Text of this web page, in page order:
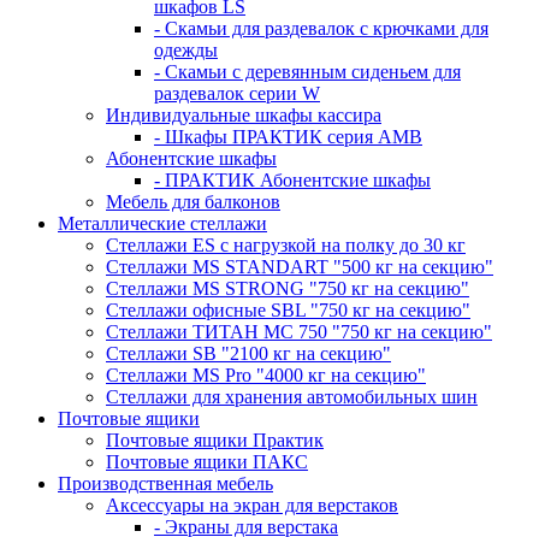
шкафов LS
- Скамьи для раздевалок с крючками для
одежды
- Скамьи с деревянным сиденьем для
раздевалок серии W
Индивидуальные шкафы кассира
- Шкафы ПРАКТИК серия AMB
Абонентские шкафы
- ПРАКТИК Абонентские шкафы
Мебель для балконов
Металлические стеллажи
Стеллажи ES с нагрузкой на полку до 30 кг
Стеллажи MS STANDART "500 кг на секцию"
Стеллажи MS STRONG "750 кг на секцию"
Стеллажи офисные SBL "750 кг на секцию"
Стеллажи ТИТАН МС 750 "750 кг на секцию"
Стеллажи SB "2100 кг на секцию"
Стеллажи MS Pro "4000 кг на секцию"
Стеллажи для хранения автомобильных шин
Почтовые ящики
Почтовые ящики Практик
Почтовые ящики ПАКС
Производственная мебель
Аксессуары на экран для верстаков
- Экраны для верстака